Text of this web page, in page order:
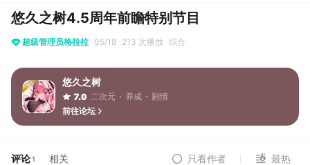
悠久之树4.5周年前瞻特别节目
超级管理员格拉拉 05/18 213 次播放 综合
悠久之树
7.0 二次元 养成
剧情
前往论坛
评论1 相关 只看作者 最热